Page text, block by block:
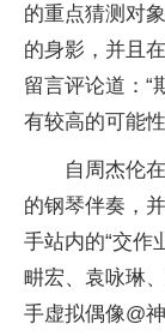
的重点猜测对
的身影，并且
留言评论道：“
有较高的可能性
自周杰伦
的钢琴伴奏，
手站内的“交作
畊宏、袁咏琳
手虚拟偶像@